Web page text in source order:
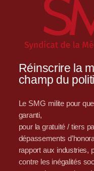
Réinscrire la
champ du
Le SMG milite pour
garanti,
pour la gratuité / tiers
dépassements
rapport aux industries,
contre les inégalités